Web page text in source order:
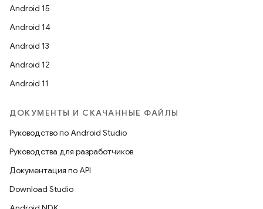
Android 15
Android 14
Android 13
Android 12
Android 11
ДОКУМЕНТЫ И СКАЧАННЫЕ ФАЙЛЫ
Руководство по Android Studio
Руководства для разработчиков
Документация по API
Download Studio